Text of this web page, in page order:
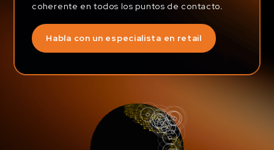
coherente en todos los puntos de contacto.
Habla con un especialista en retail